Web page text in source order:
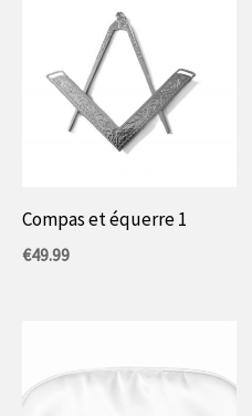
Compas et équerre 1
€49.99